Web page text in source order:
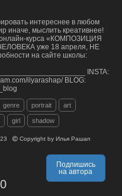
интереснее в любом
иначе, мыслить креативнее!
онлайн-курса «КОМПОЗИЦИЯ
уже 18 апреля, НЕ
на сайте школы:
INSTA:
ilyarashap/ BLOG:
genre portrait art
girl shadow
Copyright by Илья Рашап
Подпишись
на автора